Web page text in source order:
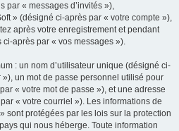
par « messages d’invités »),
» (désigné ci-après par « votre compte »),
après votre enregistrement et pendant
après par « vos messages »).
: un nom d’utilisateur unique (désigné ci-
un mot de passe personnel utilisé pour
« votre mot de passe »), et une adresse
« votre courriel »). Les informations de
sont protégées par les lois sur la protection
qui nous héberge. Toute information